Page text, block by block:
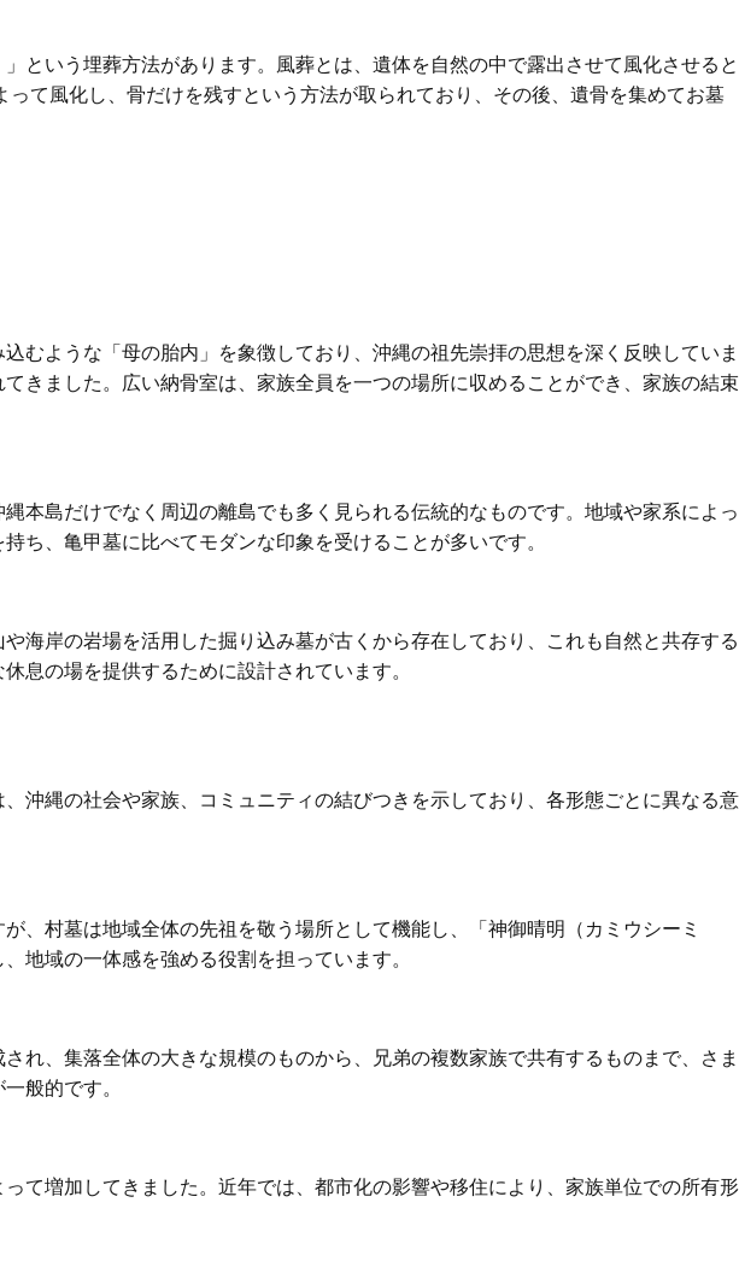
という埋葬方法があります。風葬とは、遺体を自然の中で露出させて風化させると
て風化し、骨だけを残すという方法が取られており、その後、遺骨を集めてお墓
むような「母の胎内」を象徴しており、沖縄の祖先崇拝の思想を深く反映していま
きました。広い納骨室は、家族全員を一つの場所に収めることができ、家族の結束
本島だけでなく周辺の離島でも多く見られる伝統的なものです。地域や家系によっ
ち、亀甲墓に比べてモダンな印象を受けることが多いです。
海岸の岩場を活用した掘り込み墓が古くから存在しており、これも自然と共存する
息の場を提供するために設計されています。
沖縄の社会や家族、コミュニティの結びつきを示しており、各形態ごとに異なる意
、村墓は地域全体の先祖を敬う場所として機能し、「神御晴明（カミウシーミ
地域の一体感を強める役割を担っています。
れ、集落全体の大きな規模のものから、兄弟の複数家族で共有するものまで、さま
般的です。
て増加してきました。近年では、都市化の影響や移住により、家族単位での所有形